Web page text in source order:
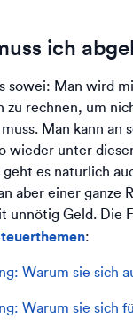
ich
sowei: Man wird
zu rechnen, um
Man kann
wieder unter
es natürlich
aber einer ganze
unnötig Geld. Die
:
Warum sie sich
Warum sie sich